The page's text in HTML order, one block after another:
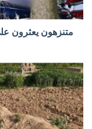
متنزهون يعثرون